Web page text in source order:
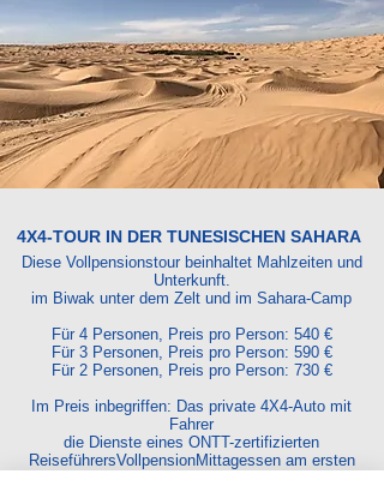
4X4-TOUR IN DER TUNESISCHEN SAHARA
Diese Vollpensionstour beinhaltet Mahlzeiten und
Unterkunft.
im Biwak unter dem Zelt und im Sahara-Camp
Für 4 Personen, Preis pro Person: 540 €
Für 3 Personen, Preis pro Person: 590 €
Für 2 Personen, Preis pro Person: 730 €
Im Preis inbegriffen: Das private 4X4-Auto mit
Fahrer
die Dienste eines ONTT-zertifizierten
ReiseführersVollpensionMittagessen am ersten